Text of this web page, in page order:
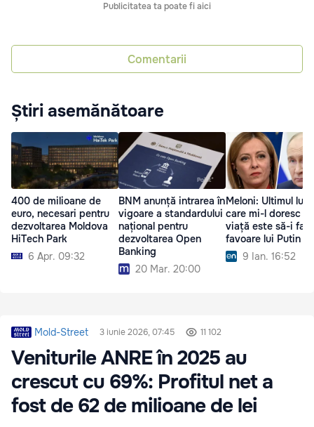
Publicitatea ta poate fi aici
Comentarii
Știri asemănătoare
400 de milioane de
euro, necesari pentru
dezvoltarea Moldova
HiTech Park
6 Apr. 09:32
BNM anunță intrarea în
vigoare a standardului
național pentru
dezvoltarea Open
Banking
20 Mar. 20:00
Meloni: Ultimul
care mi-l doresc în
viață este să-i fac
favoare lui Putin
9 Ian. 16:52
Mold-Street 3 iunie 2026, 07:45 11 102
Veniturile ANRE în 2025 au
crescut cu 69%: Profitul net a
fost de 62 de milioane de lei